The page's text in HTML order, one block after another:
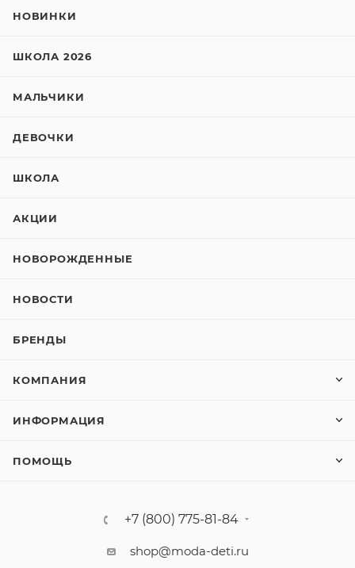
НОВИНКИ
ШКОЛА 2026
МАЛЬЧИКИ
ДЕВОЧКИ
ШКОЛА
АКЦИИ
НОВОРОЖДЕННЫЕ
НОВОСТИ
БРЕНДЫ
КОМПАНИЯ
ИНФОРМАЦИЯ
ПОМОЩЬ
+7 (800) 775-81-84
shop@moda-deti.ru